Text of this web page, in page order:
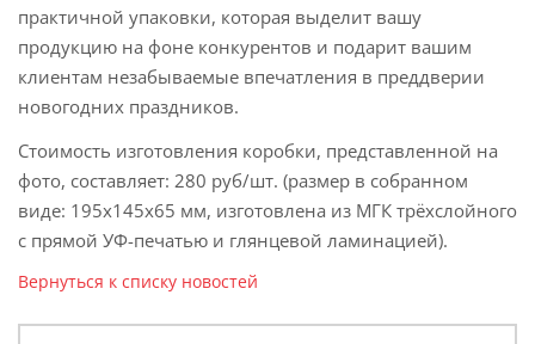
практичной упаковки, которая выделит вашу
продукцию на фоне конкурентов и подарит вашим
клиентам незабываемые впечатления в преддверии
новогодних праздников.
Стоимость изготовления коробки, представленной на
фото, составляет: 280 руб/шт. (размер в собранном
виде: 195х145х65 мм, изготовлена из МГК трёхслойного
с прямой УФ-печатью и глянцевой ламинацией).
Вернуться к списку новостей